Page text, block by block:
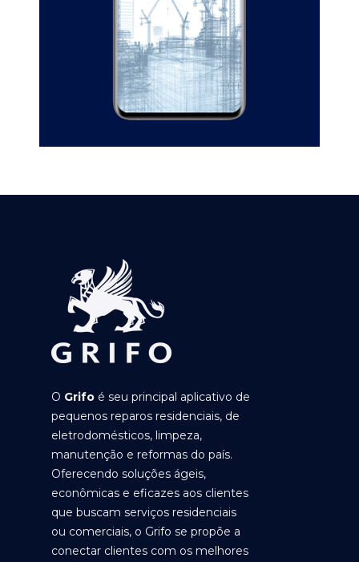
O Grifo é seu principal aplicativo de
pequenos reparos residenciais, de
eletrodomésticos, limpeza,
manutenção e reformas do país.
Oferecendo soluções ágeis,
econômicas e eficazes aos clientes
que buscam serviços residenciais
ou comerciais, o Grifo se propõe a
conectar clientes com os melhores